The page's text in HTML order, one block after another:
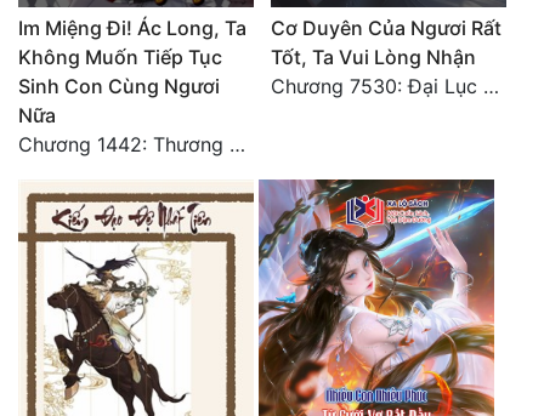
Đô Thị
Đông Phương
Đông Phương Huyền Huyễn
Đồng Nhân
Cẩu Đạo Trường Sinh
Ngự Thú
Truyện Nam
Truyện Nữ
Im Miệng Đi! Ác Long, Ta
Không Muốn Tiếp Tục
Sinh Con Cùng Ngươi
Nữa
Chương 1442: Thương Hoành Vạn Vật (9)
Cơ Duyên Của Ngươi Rất
Tốt, Ta Vui Lòng Nhận
Chương 7530: Đại Lục Khởi Nguyên – Kiến Thành 71